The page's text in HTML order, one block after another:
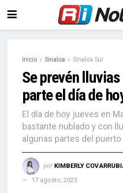
Inicio Sinaloa Sinaloa Sur
Se prevén
parte el día de
El día de hoy jueves en
bastante nublado y con
algunas partes del puerto
por KIMBERLY
17 agosto, 2023